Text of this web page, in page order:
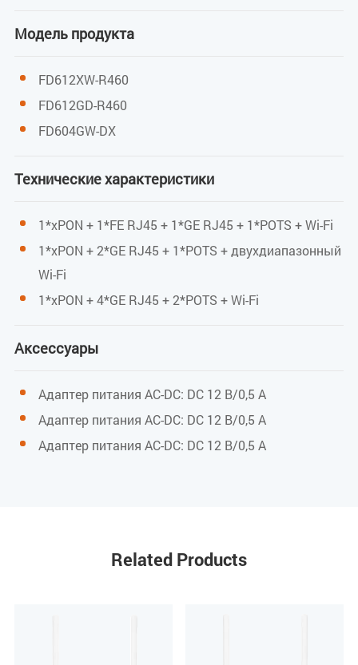
порт Ethernet
Полный/половинный дуплекс
Авто MDI/MDI-X
1*POTS
Протокол SIP
G.711U/G.711A/G.729/G.722
IEEE 802.11b/g/n (2,4 ГГц)
Макс. скорость: 300 Мбит/с (2,4 ГГц)
PWR / PON / LOS / GE / FE / TEL / WIFI / INT / OPT
Модель продукта
FD612XW-R460
FD612GD-R460
FD604GW-DX
Технические характеристики
1*xPON + 1*FE RJ45 + 1*GE RJ45 + 1*POTS + Wi-Fi
1*xPON + 2*GE RJ45 + 1*POTS + двухдиапазонный
Wi-Fi
1*xPON + 4*GE RJ45 + 2*POTS + Wi-Fi
Аксессуары
Адаптер питания AC-DC: DC 12 В/0,5 А
Адаптер питания AC-DC: DC 12 В/0,5 А
Адаптер питания AC-DC: DC 12 В/0,5 А
Related Products